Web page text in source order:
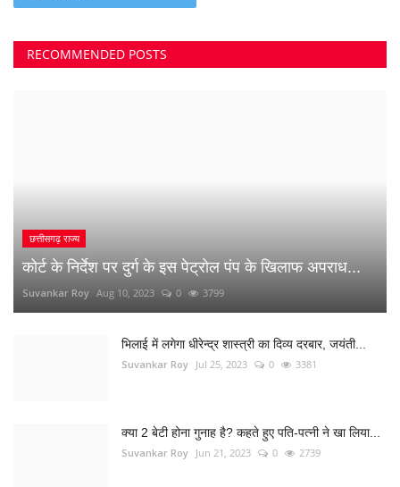
RECOMMENDED POSTS
छत्तीसगढ़ राज्य
कोर्ट के निर्देश पर दुर्ग के इस पेट्रोल पंप के खिलाफ अपराध...
Suvankar Roy Aug 10, 2023 0 3799
भिलाई में लगेगा धीरेन्द्र शास्त्री का दिव्य दरबार, जयंती...
Suvankar Roy Jul 25, 2023 0 3381
क्या 2 बेटी होना गुनाह है? कहते हुए पति-पत्नी ने खा लिया...
Suvankar Roy Jun 21, 2023 0 2739